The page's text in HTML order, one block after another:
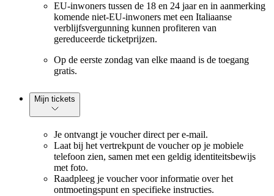
EU-inwoners tussen de 18 en 24 jaar en in aanmerking
komende niet-EU-inwoners met een Italiaanse
verblijfsvergunning kunnen profiteren van
gereduceerde ticketprijzen.
Op de eerste zondag van elke maand is de toegang
gratis.
Mijn tickets
Je ontvangt je voucher direct per e-mail.
Laat bij het vertrekpunt de voucher op je mobiele
telefoon zien, samen met een geldig identiteitsbewijs
met foto.
Raadpleeg je voucher voor informatie over het
ontmoetingspunt en specifieke instructies.